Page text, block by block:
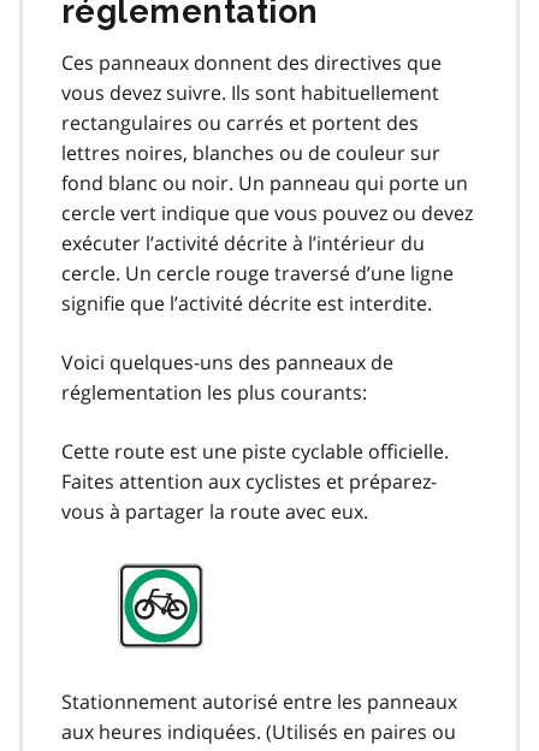
réglementation
Ces panneaux donnent des directives que
vous devez suivre. Ils sont habituellement
rectangulaires ou carrés et portent des
lettres noires, blanches ou de couleur sur
fond blanc ou noir. Un panneau qui porte un
cercle vert indique que vous pouvez ou devez
exécuter l’activité décrite à l’intérieur du
cercle. Un cercle rouge traversé d’une ligne
signifie que l’activité décrite est interdite.
Voici quelques-uns des panneaux de
réglementation les plus courants:
Cette route est une piste cyclable officielle.
Faites attention aux cyclistes et préparez-
vous à partager la route avec eux.
Stationnement autorisé entre les panneaux
aux heures indiquées. (Utilisés en paires ou